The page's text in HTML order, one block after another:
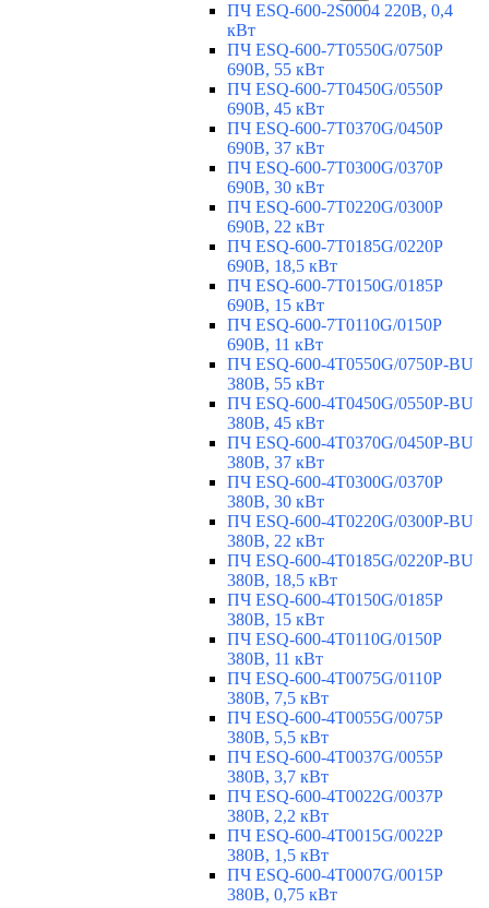
ПЧ ESQ-600-2S0004 220В, 0,4
кВт
ПЧ ESQ-600-7T0550G/0750P
690В, 55 кВт
ПЧ ESQ-600-7T0450G/0550P
690В, 45 кВт
ПЧ ESQ-600-7T0370G/0450P
690В, 37 кВт
ПЧ ESQ-600-7T0300G/0370P
690В, 30 кВт
ПЧ ESQ-600-7T0220G/0300P
690В, 22 кВт
ПЧ ESQ-600-7T0185G/0220P
690В, 18,5 кВт
ПЧ ESQ-600-7T0150G/0185P
690В, 15 кВт
ПЧ ESQ-600-7T0110G/0150P
690В, 11 кВт
ПЧ ESQ-600-4T0550G/0750P-BU
380В, 55 кВт
ПЧ ESQ-600-4T0450G/0550P-BU
380В, 45 кВт
ПЧ ESQ-600-4T0370G/0450P-BU
380В, 37 кВт
ПЧ ESQ-600-4T0300G/0370P
380В, 30 кВт
ПЧ ESQ-600-4T0220G/0300P-BU
380В, 22 кВт
ПЧ ESQ-600-4T0185G/0220P-BU
380В, 18,5 кВт
ПЧ ESQ-600-4T0150G/0185P
380В, 15 кВт
ПЧ ESQ-600-4T0110G/0150P
380В, 11 кВт
ПЧ ESQ-600-4T0075G/0110P
380В, 7,5 кВт
ПЧ ESQ-600-4T0055G/0075P
380В, 5,5 кВт
ПЧ ESQ-600-4T0037G/0055P
380В, 3,7 кВт
ПЧ ESQ-600-4T0022G/0037P
380В, 2,2 кВт
ПЧ ESQ-600-4T0015G/0022P
380В, 1,5 кВт
ПЧ ESQ-600-4T0007G/0015P
380В, 0,75 кВт